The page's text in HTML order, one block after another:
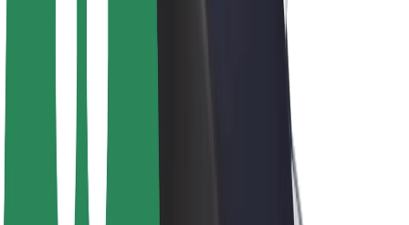
Sostenibilidad en Bolt
Blog